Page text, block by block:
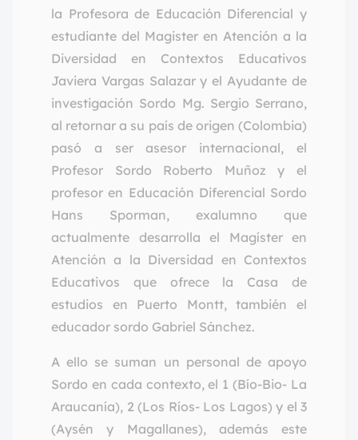
la Profesora de Educación Diferencial y
estudiante del Magister en Atención a la
Diversidad en Contextos Educativos
Javiera Vargas Salazar y el Ayudante de
investigación Sordo Mg. Sergio Serrano,
al retornar a su país de origen (Colombia)
pasó a ser asesor internacional, el
Profesor Sordo Roberto Muñoz y el
profesor en Educación Diferencial Sordo
Hans Sporman, exalumno que
actualmente desarrolla el Magíster en
Atención a la Diversidad en Contextos
Educativos que ofrece la Casa de
estudios en Puerto Montt, también el
educador sordo Gabriel Sánchez.
A ello se suman un personal de apoyo
Sordo en cada contexto, el 1 (Bío-Bio- La
Araucanía), 2 (Los Ríos- Los Lagos) y el 3
(Aysén y Magallanes), además este